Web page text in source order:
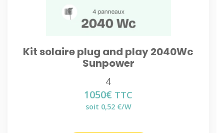
Kit solaire plug and play 2040Wc
Sunpower
4
1050€ TTC
soit 0,52 €/W